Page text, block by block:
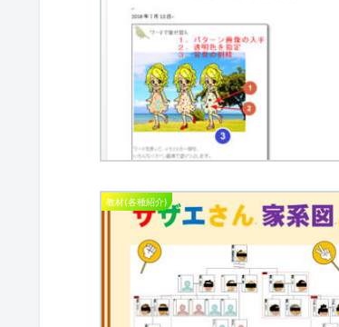
教材(各種紹介)